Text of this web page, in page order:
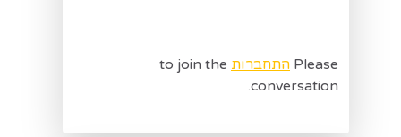
Please התחברות to join the
conversation.